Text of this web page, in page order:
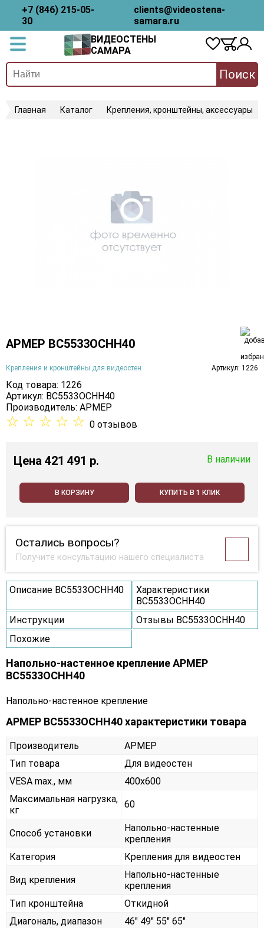
+7 (846) 215-05-
30
clients@videostena-
samara.ru
ВИДЕОСТЕНЫ
САМАРА
Поиск
Главная Каталог Крепления, кронштейны, аксессуары
АРМЕР ВС5533ОСНН40
Крепления и кронштейны для видеостен Артикул: 1226
Код товара: 1226
Артикул: ВС5533ОСНН40
Производитель: АРМЕР
☆ ☆ ☆ ☆ ☆ 0 отзывов
Цена 421 491 p. В наличии
В КОРЗИНУ КУПИТЬ В 1 КЛИК
Остались вопросы?
Получите консультацию нашего специалиста
Описание ВС5533ОСНН40
Характеристики
ВС5533ОСНН40
Инструкции
Отзывы ВС5533ОСНН40
Похожие
Напольно-настенное крепление АРМЕР
ВС5533ОСНН40
Напольно-настенное крепление
АРМЕР ВС5533ОСНН40 характеристики товара
Производитель
АРМЕР
Тип товара
Для видеостен
VESA max., мм
400х600
Максимальная нагрузка,
кг
60
Способ установки
Напольно-настенные
крепления
Категория
Крепления для видеостен
Вид крепления
Напольно-настенные
крепления
Тип кронштейна
Откидной
Диагональ, диапазон
46" 49" 55" 65"